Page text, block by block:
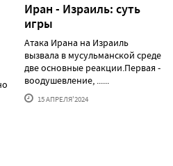
Иран - Израиль: суть
игры
Атака Ирана на Израиль
вызвала в мусульманской среде
две основные реакции.Первая -
воодушевление, ......
15 АПРЕЛЯ'2024